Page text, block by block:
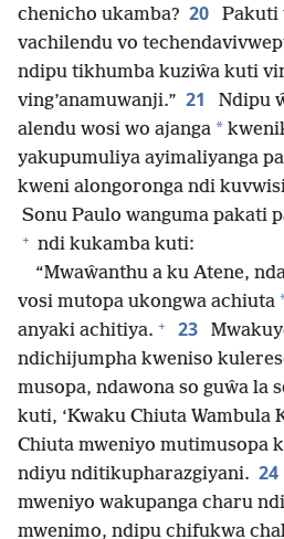
chenicho ukamba? 20
Pakuti
vachilendu vo
ndipu tikhumba kuziŵa kuti
ving’anamuwanji.” 21
Ndipu
alendu wosi wo ajanga *
yakupumuliya ayimaliyanga
kweni alongoronga ndi
Sonu Paulo wanguma pakati
+ ndi kukamba kuti:
“Mwaŵanthu a ku Atene,
vosi mutopa ukongwa achiuta
anyaki achitiya. + 23
ndichijumpha kweniso
musopa, ndawona so guŵa la
kuti, ‘Kwaku Chiuta Wambula
Chiuta mweniyo mutimusopa
ndiyu nditikupharazgiyani. 24
mweniyo wakupanga charu
mwenimo, ndipu chifukwa